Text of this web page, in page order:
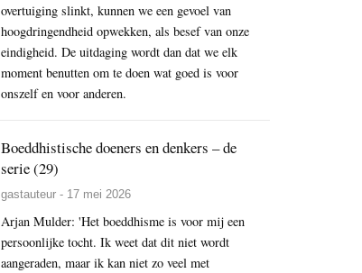
overtuiging slinkt, kunnen we een gevoel van
hoogdringendheid opwekken, als besef van onze
eindigheid. De uitdaging wordt dan dat we elk
moment benutten om te doen wat goed is voor
onszelf en voor anderen.
Boeddhistische doeners en denkers – de
serie (29)
gastauteur - 17 mei 2026
Arjan Mulder: 'Het boeddhisme is voor mij een
persoonlijke tocht. Ik weet dat dit niet wordt
aangeraden, maar ik kan niet zo veel met